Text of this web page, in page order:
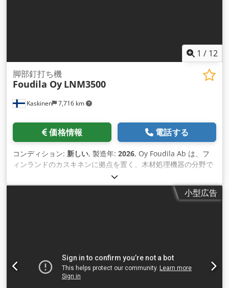
1 / 12
Kaskinen 7,716 km
脚部釘打ち機
Foudila Oy LNM3500
価格情報 電話する
コンディション: 新しい, 製造年: 2026, Oy Foudila Ab は、フ
ィンランドのカスキネンに拠点を置く、木材処理機器の分野で
45 年以上の経験を持つ会社です。過去 15 年間、当社はパレッ
ト業界でも活動しており、釘打ち、自動木材供給、積み重ね用
の機械を長年にわたって数多く開発してきました。当社は、 標
設定を保存できます。インジケーターを備えたジャンボコイル
用のマガジンを備えた 3 つの Bostitch 釘打ち機。脚あたり 2
～ 30 個のブロックで脚を製造できます。ボード用の大型カセ
小型広告